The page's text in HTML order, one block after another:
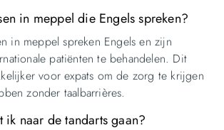
in meppel die Engels spreken?
in meppel spreken Engels en zijn
patiënten te behandelen. Dit
voor expats om de zorg te krijgen
zonder taalbarrières.
ik naar de tandarts gaan?